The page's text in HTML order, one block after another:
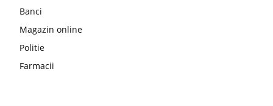
Banci
Magazin online
Politie
Farmacii